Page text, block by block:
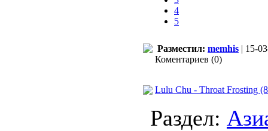
4
5
Разместил: memhis | 15-
Коментариев (0)
Lulu Chu - Throat Frosting
Раздел: